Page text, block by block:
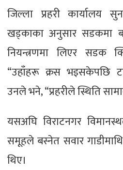
जिल्ला प्रहरी कार्यालय
खड्काका अनुसार सडकमा
नियन्त्रणमा लिएर सडक
“उहाँहरू क्रस भइसकेपछि
उनले भने, “प्रहरीले स्थिति
यसअघि विराटनगर
समूहले बस्नेत सवार गाडीमाथि
थिए।